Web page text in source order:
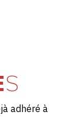
adhéré à